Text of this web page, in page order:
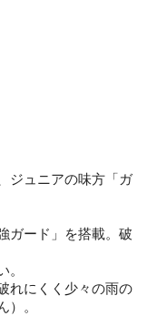
ジュニアの味方「ガ
ガード」を搭載。破
。
れにくく少々の雨の
）。